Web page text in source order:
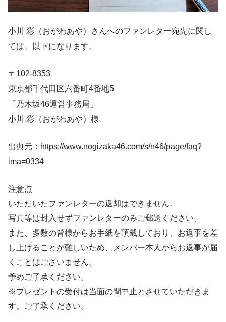
小川 彩（おがわあや）さんへのファンレター宛先に関し
ては、以下になります。
〒102-8353
東京都千代田区六番町4番地5
「乃木坂46運営事務局」
小川 彩（おがわあや）様
出典元：https://www.nogizaka46.com/s/n46/page/faq?
ima=0334
注意点
いただいたファンレターの返却はできません。
写真等は封入せずファンレターのみご郵送ください。
また、多数の皆様からお手紙を頂戴しており、お返事を差
し上げることが難しいため、メンバー本人からお返事が届
くことはございません。
予めご了承ください。
※プレゼントの受付は当面の間中止とさせていただきま
す。ご了承ください。